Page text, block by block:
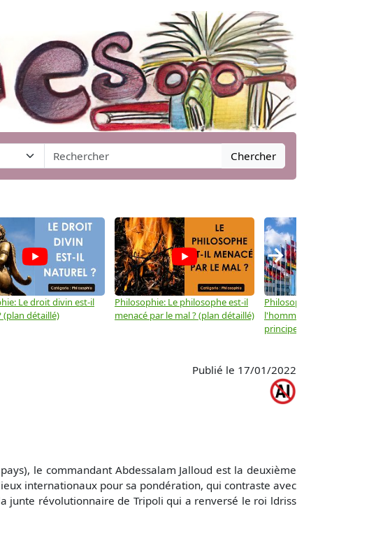
Chercher
Le droit divin est-il
(plan détaillé)
Philosophie: Le philosophe est-il
menacé par le mal ? (plan détaillé)
Philosophie: Les droits de
l'homme ne sont-ils que
principes moraux ? (plan
→
Publié le 17/01/2022
le commandant Abdessalam Jalloud est la deuxième
internationaux pour sa pondération, qui contraste avec
junte révolutionnaire de Tripoli qui a renversé le roi ldriss